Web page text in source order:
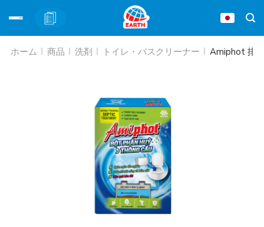
ホーム 商品 洗剤 トイレ・バスクリーナー Amiphot 排